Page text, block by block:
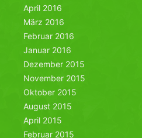
April 2016
März 2016
Februar 2016
Januar 2016
Dezember 2015
November 2015
Oktober 2015
August 2015
April 2015
Februar 2015